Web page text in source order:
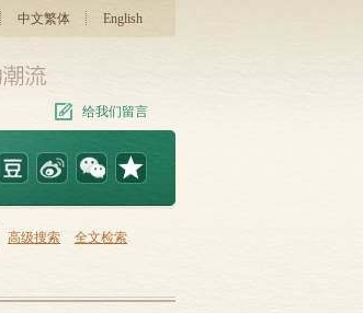
中文繁体 English
给我们留言
高级搜索 全文检索